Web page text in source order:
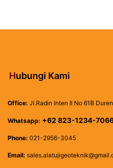
Hubungi Kami
Office: Jl.Radin Inten II No 61B
Whatsapp: +62 823-1234-
Phone: 021-2956-3045
Email: